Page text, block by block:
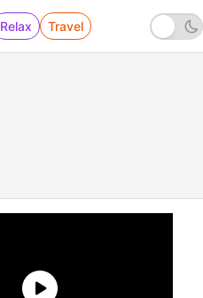
Relax Travel